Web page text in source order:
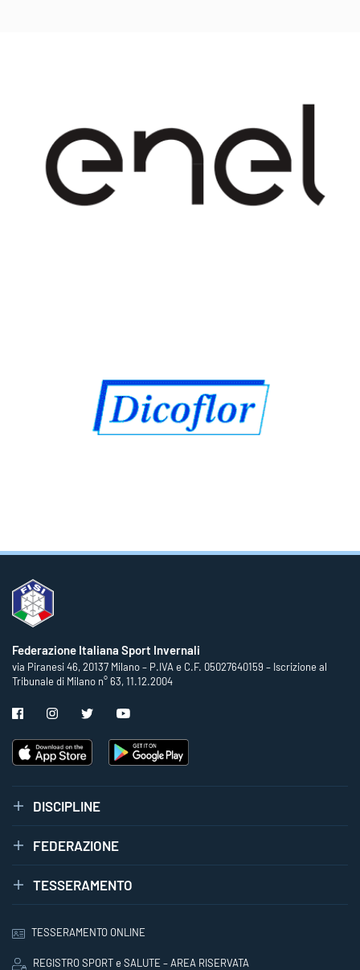
Federazione Italiana Sport Invernali
via Piranesi 46, 20137 Milano – P.IVA e C.F. 05027640159 – Iscrizione al
Tribunale di Milano n° 63, 11.12.2004
DISCIPLINE
FEDERAZIONE
TESSERAMENTO
TESSERAMENTO ONLINE
REGISTRO SPORT e SALUTE – AREA RISERVATA